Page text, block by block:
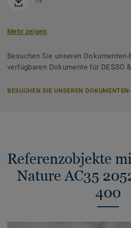
Mehr zeigen
Besuchen Sie unseren
verfügbaren Dokumente für DESSO
BESUCHEN SIE UNSEREN
Referenzobjekte
Nature AC35
400